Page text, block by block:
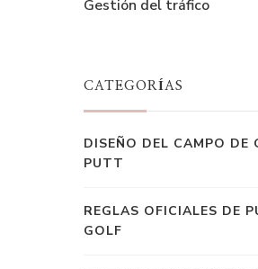
Gestión del tráfico
CATEGORÍAS
DISEÑO DEL CAMPO DE
PUTT
REGLAS OFICIALES DE
GOLF